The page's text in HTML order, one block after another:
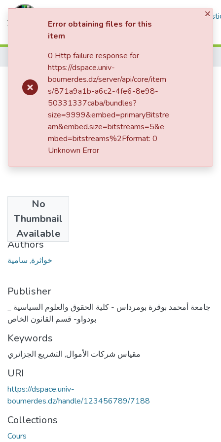
مطبوعة في مقياس شركات الأموال
في التشريع الجزائري
No
Thumbnail
Available
2020
Authors
خواثرة, سامية
Publisher
جامعة أمحمد بوقرة بومرداس - كلية الحقوق والعلوم السياسية _
بودواو- قسم القانون الخاص
Keywords
مقياس شركات الأموال, التشريع الجزائري
URI
https://dspace.univ-
boumerdes.dz/handle/123456789/7188
Collections
Cours
×
Error obtaining files for this
item
0 Http failure response for
https://dspace.univ-
boumerdes.dz/server/api/core/item
s/871a9a1b-a6c2-4fe6-8e98-
50331337caba/bundles?
size=9999&embed=primaryBitstre
am&embed.size=bitstreams=5&e
mbed=bitstreams%2Fformat: 0
Unknown Error